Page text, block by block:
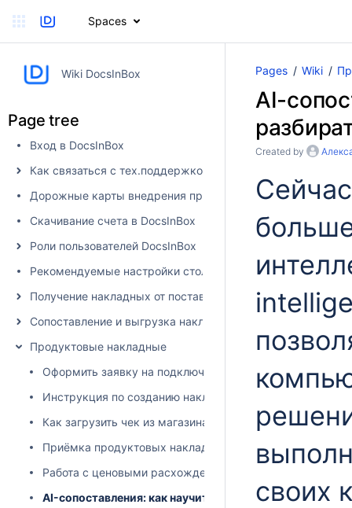
Spaces
Wiki DocsInBox
Page tree
Вход в DocsInBox
Как связаться с тех.поддержкой
Дорожные карты внедрения продуктов
Скачивание счета в DocsInBox
Роли пользователей DocsInBox
Рекомендуемые настройки столбцов
Получение накладных от поставщика в DocsInBox
Сопоставление и выгрузка накладных в учетную систему
Продуктовые накладные
Оформить заявку на подключение поставщика к
Инструкция по созданию накладных в DocsInBox
Как загрузить чек из магазина в DocsInBox?
Приёмка продуктовых накладных
Работа с ценовыми расхождениями
AI-сопоставления: как научить компьютер
Pages Wiki
AI-
Created by
своих